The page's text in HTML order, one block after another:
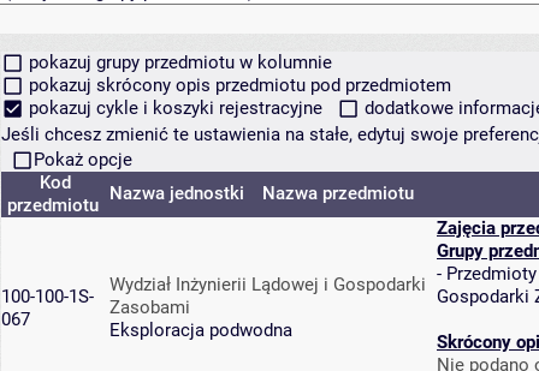
pokazuj grupy przedmiotu w kolumnie
pokazuj skrócony opis przedmiotu pod przedmiotem
pokazuj cykle i koszyki rejestracyjne
dodatkowe
Jeśli chcesz zmienić te ustawienia na stałe, edytuj swoje
Pokaż opcje
Kod
przedmiotu
Nazwa jednostki Nazwa przedmiotu
100-100-1S-
067
Wydział Inżynierii Lądowej i Gospodarki
Zasobami
Eksploracja podwodna
Zajęcia
Grupy
-
Gospodarki
Skrócony
Nie podano